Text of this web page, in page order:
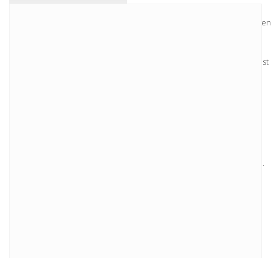
Connects indoor AP to Outdoor
Special length available upon request
Shield: 38 AWG SPC, OD 0.078" Nom.